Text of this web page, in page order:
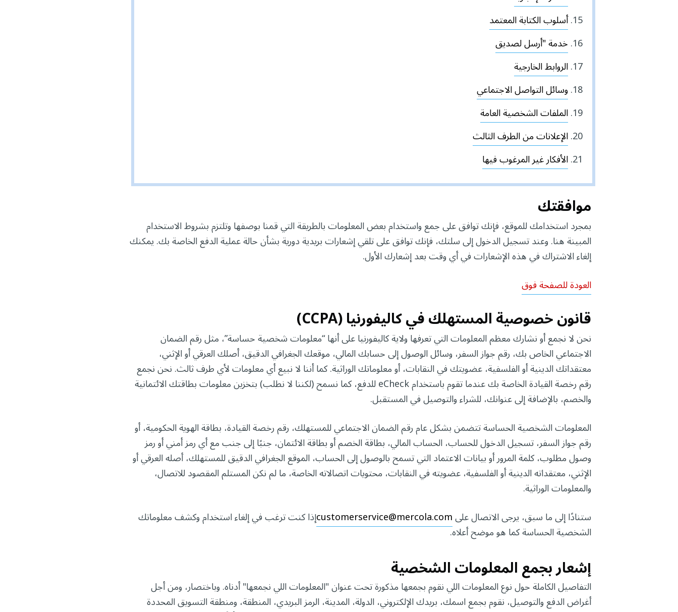
أسلوب الكتابة المعتمد
خدمة "أرسل لصديق
الروابط الخارجية
وسائل التواصل الاجتماعي
الملفات الشخصية العامة
الإعلانات من الطرف الثالث
الأفكار غير المرغوب فيها
موافقتك
بمجرد استخدامك للموقع، فإنك توافق على جمع واستخدام بعض المعلومات بالطريقة التي قمنا بوصفها وتلتزم بشروط الاستخدام
المبينة هنا. وعند تسجيل الدخول إلى سلتك، فإنك توافق على تلقي إشعارات بريدية دورية بشأن حالة عملية الدفع الخاصة بك. يمكنك
إلغاء الاشتراك في هذه الإشعارات في أي وقت بعد إشعارك الأول.
العودة للصفحة فوق
قانون خصوصية المستهلك في كاليفورنيا (CCPA)
نحن لا نجمع أو نشارك معظم المعلومات التي تعرفها ولاية كاليفورنيا على أنها “معلومات شخصية حساسة”، مثل رقم الضمان
الاجتماعي الخاص بك، رقم جواز السفر، وسائل الوصول إلى حسابك المالي، موقعك الجغرافي الدقيق، أصلك العرقي أو الإثني،
معتقداتك الدينية أو الفلسفية، عضويتك في النقابات، أو معلوماتك الوراثية. كما أننا لا نبيع أي معلومات لأي طرف ثالث. نحن نجمع
رقم رخصة القيادة الخاصة بك عندما تقوم باستخدام eCheck للدفع، كما نسمح (لكننا لا نطلب) بتخزين معلومات بطاقتك الائتمانية
والخصم، بالإضافة إلى عنوانك، للشراء والتوصيل في المستقبل.
المعلومات الشخصية الحساسة تتضمن بشكل عام رقم الضمان الاجتماعي للمستهلك، رقم رخصة القيادة، بطاقة الهوية الحكومية، أو
رقم جواز السفر، تسجيل الدخول للحساب، الحساب المالي، بطاقة الخصم أو بطاقة الائتمان، جنبًا إلى جنب مع أي رمز أمني أو رمز
وصول مطلوب، كلمة المرور أو بيانات الاعتماد التي تسمح بالوصول إلى الحساب، الموقع الجغرافي الدقيق للمستهلك، أصله العرقي أو
الإثني، معتقداته الدينية أو الفلسفية، عضويته في النقابات، محتويات اتصالاته الخاصة، ما لم نكن المستلم المقصود للاتصال،
والمعلومات الوراثية.
ستنادًا إلى ما سبق، يرجى الاتصال علىcustomerservice@mercola.comإذا كنت ترغب في إلغاء استخدام وكشف معلوماتك
الشخصية الحساسة كما هو موضح أعلاه.
إشعار بجمع المعلومات الشخصية
التفاصيل الكاملة حول نوع المعلومات اللي نقوم بجمعها مذكورة تحت عنوان "المعلومات اللي نجمعها" أدناه. وباختصار، ومن أجل
أغراض الدفع والتوصيل، نقوم بجمع اسمك، بريدك الإلكتروني، الدولة، المدينة، الرمز البريدي، المنطقة، ومنطقة التسويق المحددة